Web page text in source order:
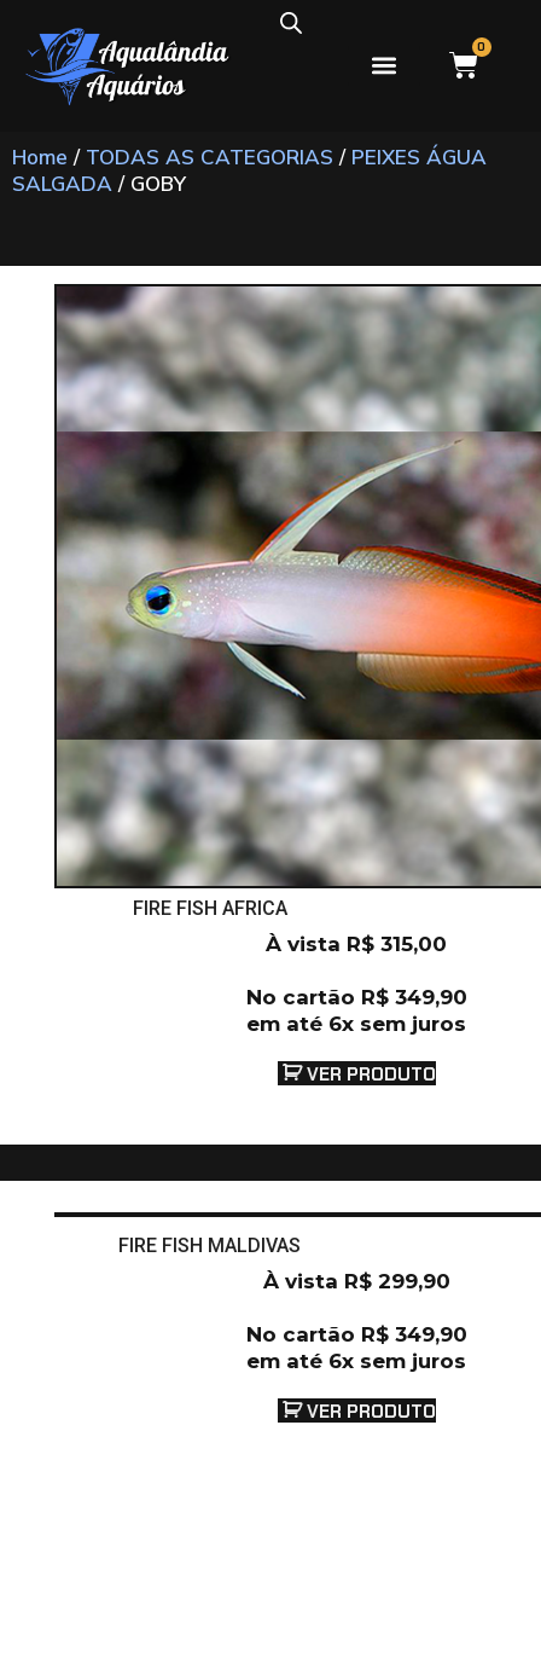
0
Home / TODAS AS CATEGORIAS / PEIXES ÁGUA
SALGADA / GOBY
FIRE FISH AFRICA
À vista R$ 315,00
No cartão R$349,90
em até 6x sem juros
VER PRODUTO
FIRE FISH MALDIVAS
À vista R$299,90
No cartão R$349,90
em até 6x sem juros
VER PRODUTO